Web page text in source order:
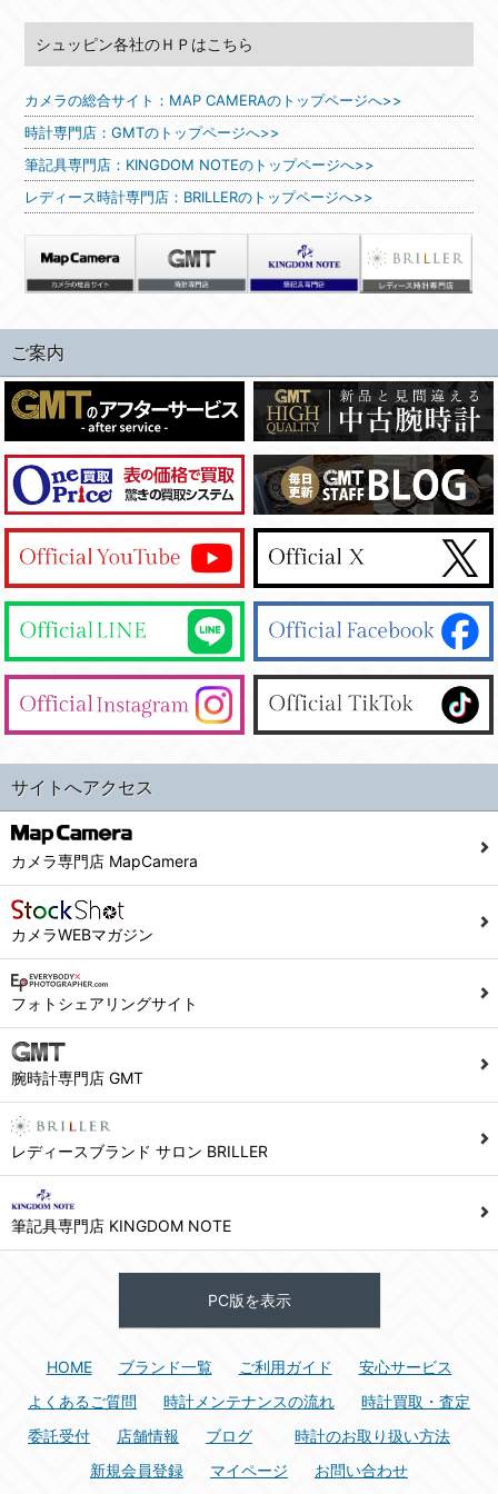
シュッピン各社のＨＰはこちら
カメラの総合サイト：MAP CAMERAのトップページへ>>
時計専門店：GMTのトップページへ>>
筆記具専門店：KINGDOM NOTEのトップページへ>>
レディース時計専門店：BRILLERのトップページへ>>
ご案内
サイトへアクセス
カメラ専門店 MapCamera
カメラWEBマガジン
フォトシェアリングサイト
腕時計専門店 GMT
レディースブランド サロン BRILLER
筆記具専門店 KINGDOM NOTE
PC版を表示
HOME ブランド一覧 ご利用ガイド
安心サービス
よくあるご質問
時計メンテナンスの流れ
時計買取・査定
委託受付
店舗情報 ブログ
時計のお取り扱い方法
新規会員登録
マイページ お問い合わせ